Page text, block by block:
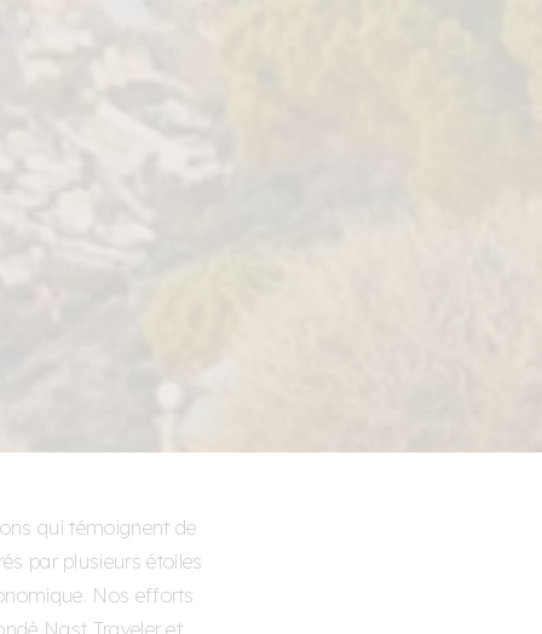
qui témoignent de
par plusieurs étoiles
Nos efforts
Nast Traveler et